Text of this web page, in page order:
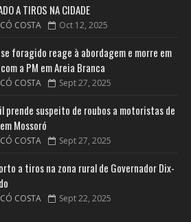
A TIROS NA CIDADE
COSTA Oct 12, 2025
foragido reage à abordagem e morre em
a PM em Areia Branca
COSTA Sept 27, 2025
prende suspeito de roubos a motoristas de
Mossoró
COSTA Sept 27, 2025
a tiros na zona rural de Governador Dix-
COSTA Sept 22, 2025